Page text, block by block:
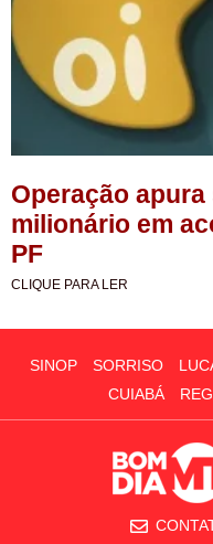
Operação
milionário em
PF
CLIQUE PARA LER
SINOP SORRISO
CUIABÁ